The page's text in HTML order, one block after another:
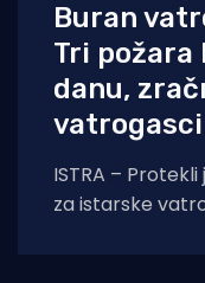
Buran
Tri požara
danu,
ISTRA –
za istarske